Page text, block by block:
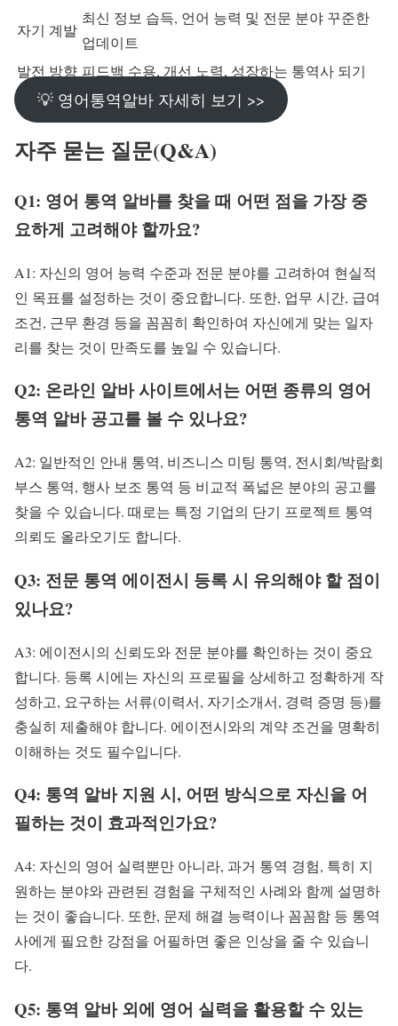
자기 계발
최신 정보 습득, 언어 능력 및 전문 분야 꾸준한
업데이트
발전 방향 피드백 수용, 개선 노력, 성장하는 통역사 되기
💡 영어통역알바 자세히 보기 >>
자주 묻는 질문(Q&A)
Q1: 영어 통역 알바를 찾을 때 어떤 점을 가장 중
요하게 고려해야 할까요?
A1: 자신의 영어 능력 수준과 전문 분야를 고려하여 현실적
인 목표를 설정하는 것이 중요합니다. 또한, 업무 시간, 급여
조건, 근무 환경 등을 꼼꼼히 확인하여 자신에게 맞는 일자
리를 찾는 것이 만족도를 높일 수 있습니다.
Q2: 온라인 알바 사이트에서는 어떤 종류의 영어
통역 알바 공고를 볼 수 있나요?
A2: 일반적인 안내 통역, 비즈니스 미팅 통역, 전시회/박람회
부스 통역, 행사 보조 통역 등 비교적 폭넓은 분야의 공고를
찾을 수 있습니다. 때로는 특정 기업의 단기 프로젝트 통역
의뢰도 올라오기도 합니다.
Q3: 전문 통역 에이전시 등록 시 유의해야 할 점이
있나요?
A3: 에이전시의 신뢰도와 전문 분야를 확인하는 것이 중요
합니다. 등록 시에는 자신의 프로필을 상세하고 정확하게 작
성하고, 요구하는 서류(이력서, 자기소개서, 경력 증명 등)를
충실히 제출해야 합니다. 에이전시와의 계약 조건을 명확히
이해하는 것도 필수입니다.
Q4: 통역 알바 지원 시, 어떤 방식으로 자신을 어
필하는 것이 효과적인가요?
A4: 자신의 영어 실력뿐만 아니라, 과거 통역 경험, 특히 지
원하는 분야와 관련된 경험을 구체적인 사례와 함께 설명하
는 것이 좋습니다. 또한, 문제 해결 능력이나 꼼꼼함 등 통역
사에게 필요한 강점을 어필하면 좋은 인상을 줄 수 있습니
다.
Q5: 통역 알바 외에 영어 실력을 활용할 수 있는